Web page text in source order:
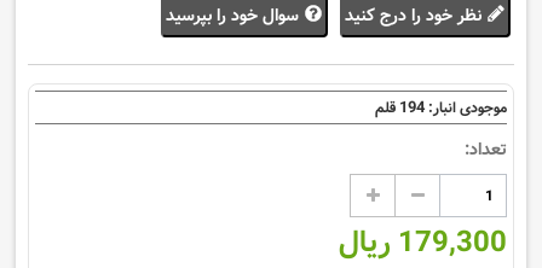
نظر خود را درج کنید سوال خود را بپرسید
موجودی انبار: 194 قلم
تعداد:
179,300 ریال